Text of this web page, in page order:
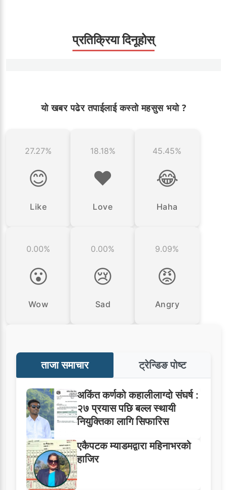
प्रतिक्रिया दिनूहोस्
यो खबर पढेर तपाईलाई कस्तो महसुस भयो ?
27.27%
😊
Like
18.18%
❤️
Love
45.45%
😂
Haha
0.00%
😮
Wow
0.00%
😢
Sad
9.09%
😡
Angry
ताजा समाचार ट्रेन्डिङ पोष्ट
अकिंत कर्णको कहालीलाग्दो संघर्ष :
२७ प्रयास पछि बल्ल स्थायी
नियुक्तिका लागि सिफारिस
एकैपटक म्याडमद्वारा महिनाभरको
हाजिर